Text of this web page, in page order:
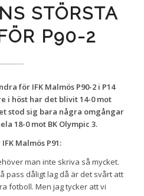
STÖRSTA
P90-2
för IFK Malmös P90-2 i P14
i höst har det blivit 14-0 mot
stod sig bara några omgångar
18-0 mot BK Olympic 3.
Malmös P91:
man inte skriva så mycket.
pass dåligt lag då är det svårt att
fotboll. Men jag tycker att vi